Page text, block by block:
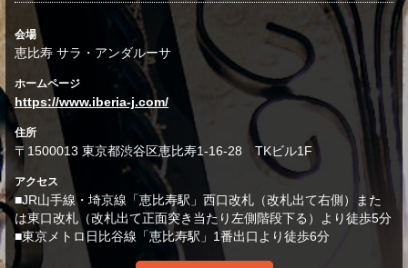
会場
恵比寿 サラ・アンダルーサ
ホームページ
https://www.iberia-j.com/
住所
〒1500013 東京都渋谷区恵比寿1-16-28 TKビル1F
アクセス
■JR山手線・埼京線「恵比寿駅」西口改札（改札出て右側）また
は東口改札（改札出て正面突き当たり左側階段下る）より徒歩5分
■東京メトロ日比谷線「恵比寿駅」1番出口より徒歩6分